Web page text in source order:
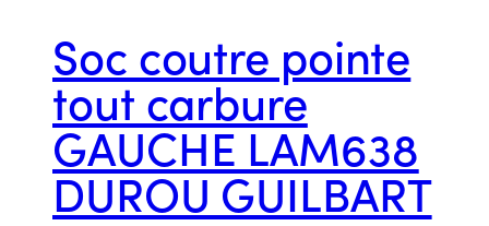
Soc coutre pointe
tout carbure
GAUCHE LAM638
DUROU GUILBART